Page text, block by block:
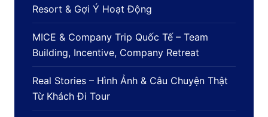
Resort & Gợi Ý Hoạt Động
MICE & Company Trip Quốc Tế – Team
Building, Incentive, Company Retreat
Real Stories – Hình Ảnh & Câu Chuyện Thật
Từ Khách Đi Tour